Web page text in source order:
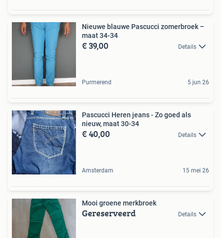
Nieuwe blauwe Pascucci zomerbroek –
maat 34-34
€ 39,00 Details
Purmerend 5 jun 26
Pascucci Heren jeans - Zo goed als
nieuw, maat 30-34
€ 40,00 Details
Amsterdam 15 mei 26
Mooi groene merkbroek
Gereserveerd Details